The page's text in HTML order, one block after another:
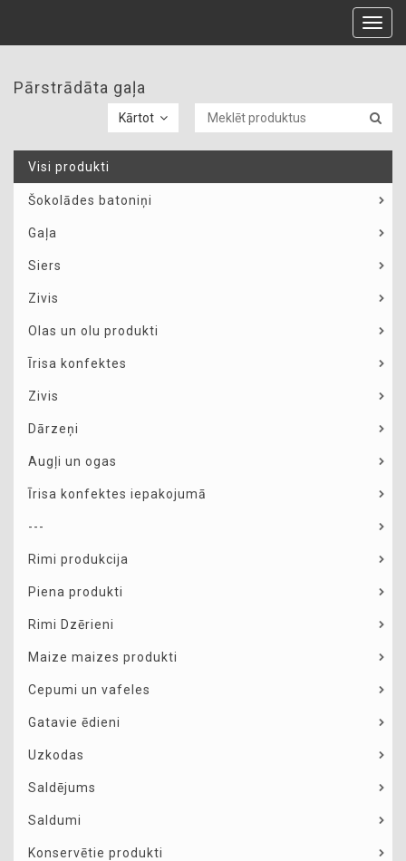
Pārstrādāta gaļa
Kārtot
Visi produkti
Šokolādes batoniņi
Gaļa
Siers
Zivis
Olas un olu produkti
Īrisa konfektes
Zivis
Dārzeņi
Augļi un ogas
Īrisa konfektes iepakojumā
---
Rimi produkcija
Piena produkti
Rimi Dzērieni
Maize maizes produkti
Cepumi un vafeles
Gatavie ēdieni
Uzkodas
Saldējums
Saldumi
Konservētie produkti